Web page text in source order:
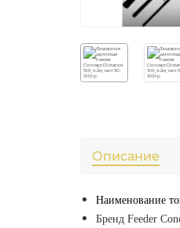
Описание
Наименование
Бренд Feeder